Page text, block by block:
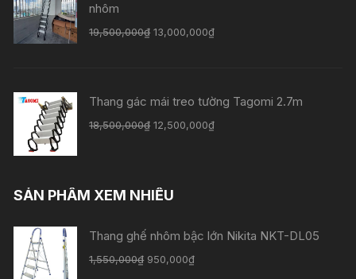
nhôm
19,500,000₫ 13,000,000₫
Thang gác mái treo tường Tagomi 2.7m
18,500,000₫ 12,500,000₫
SẢN PHẨM XEM NHIỀU
Thang ghế nhôm bậc lớn Nikita NKT-DL05
1,550,000₫ 950,000₫